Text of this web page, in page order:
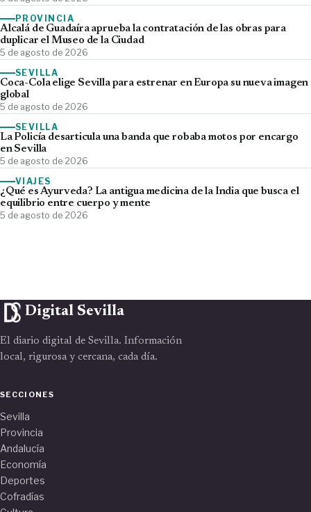
PROVINCIA
Alcalá de Guadaíra aprueba la contratación de las obras para
duplicar el Museo de la Ciudad
5 de agosto de 2026
SEVILLA
Coca-Cola elige Sevilla para estrenar en Europa su nueva imagen
global
5 de agosto de 2026
SEVILLA
La Policía desarticula una banda que robaba motos por encargo
en Sevilla
5 de agosto de 2026
VIAJES
¿Qué es Ayurveda? La antigua medicina de la India que busca el
equilibrio entre cuerpo y mente
5 de agosto de 2026
Digital Sevilla
El diario digital de Sevilla. Información
local, rigurosa y cercana, cada día.
SECCIONES
Sevilla
Provincia
Andalucía
Economía
Deportes
Cofradías